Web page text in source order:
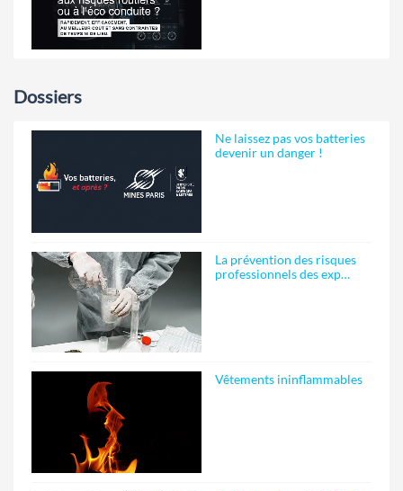
Dossiers
Ne laissez pas vos batteries
devenir un danger !
La prévention des risques
professionnels des exp…
Vêtements ininflammables